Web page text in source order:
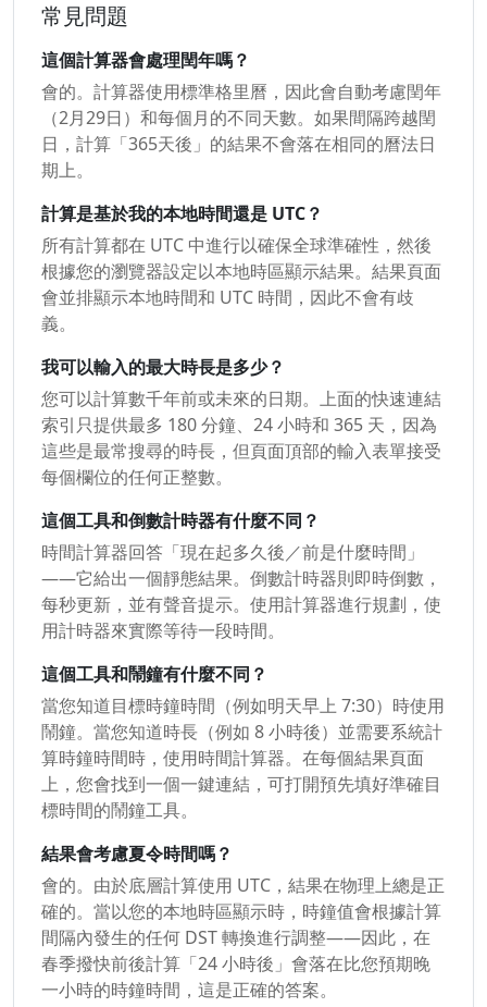
常見問題
這個計算器會處理閏年嗎？
會的。計算器使用標準格里曆，因此會自動考慮閏年
（2月29日）和每個月的不同天數。如果間隔跨越閏
日，計算「365天後」的結果不會落在相同的曆法日
期上。
計算是基於我的本地時間還是 UTC？
所有計算都在 UTC 中進行以確保全球準確性，然後
根據您的瀏覽器設定以本地時區顯示結果。結果頁面
會並排顯示本地時間和 UTC 時間，因此不會有歧
義。
我可以輸入的最大時長是多少？
您可以計算數千年前或未來的日期。上面的快速連結
索引只提供最多 180 分鐘、24 小時和 365 天，因為
這些是最常搜尋的時長，但頁面頂部的輸入表單接受
每個欄位的任何正整數。
這個工具和倒數計時器有什麼不同？
時間計算器回答「現在起多久後／前是什麼時間」
——它給出一個靜態結果。倒數計時器則即時倒數，
每秒更新，並有聲音提示。使用計算器進行規劃，使
用計時器來實際等待一段時間。
這個工具和鬧鐘有什麼不同？
當您知道目標時鐘時間（例如明天早上 7:30）時使用
鬧鐘。當您知道時長（例如 8 小時後）並需要系統計
算時鐘時間時，使用時間計算器。在每個結果頁面
上，您會找到一個一鍵連結，可打開預先填好準確目
標時間的鬧鐘工具。
結果會考慮夏令時間嗎？
會的。由於底層計算使用 UTC，結果在物理上總是正
確的。當以您的本地時區顯示時，時鐘值會根據計算
間隔內發生的任何 DST 轉換進行調整——因此，在
春季撥快前後計算「24 小時後」會落在比您預期晚
一小時的時鐘時間，這是正確的答案。